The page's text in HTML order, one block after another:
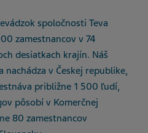
spoločnosti Teva
zamestnancov v 74
desiatkach krajín. Náš
v Českej republike,
približne 1 500 ľudí,
pôsobí v Komerčnej
80 zamestnancov